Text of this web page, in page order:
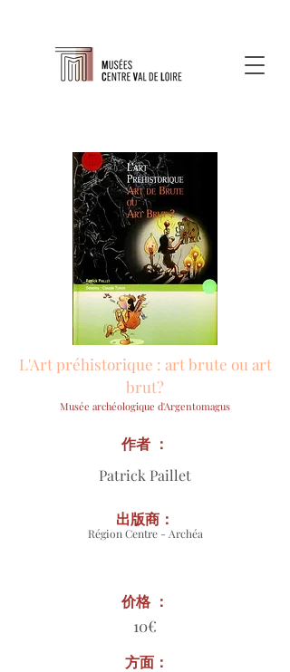
L'Art préhistorique : art brute ou art
brut?
Musée archéologique d'Argentomagus
Patrick Paillet
作者 ：
Région Centre - Archéa
出版商：
价格 ：
10€
方面：